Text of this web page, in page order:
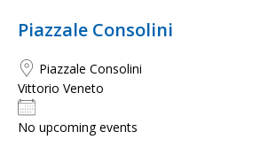
Piazzale Consolini
Piazzale Consolini
Vittorio Veneto
No upcoming events